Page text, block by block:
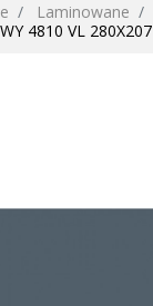
Laminowane
4810 VL 280X207